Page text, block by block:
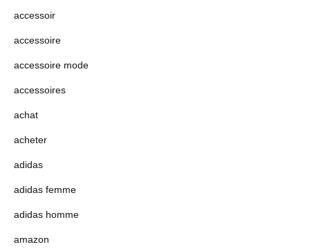
accessoir
accessoire
accessoire mode
accessoires
achat
acheter
adidas
adidas femme
adidas homme
amazon